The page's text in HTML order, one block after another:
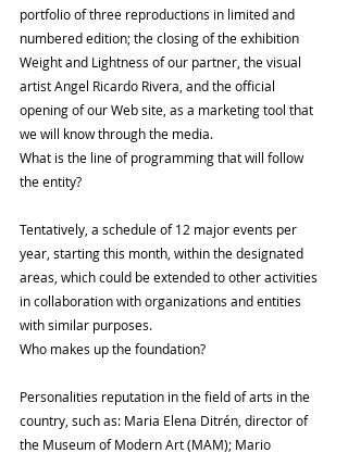
portfolio of three reproductions in limited and
numbered edition; the closing of the exhibition
Weight and Lightness of our partner, the visual
artist Angel Ricardo Rivera, and the official
opening of our Web site, as a marketing tool that
we will know through the media.
What is the line of programming that will follow
the entity?
Tentatively, a schedule of 12 major events per
year, starting this month, within the designated
areas, which could be extended to other activities
in collaboration with organizations and entities
with similar purposes.
Who makes up the foundation?
Personalities reputation in the field of arts in the
country, such as: Maria Elena Ditrén, director of
the Museum of Modern Art (MAM); Mario